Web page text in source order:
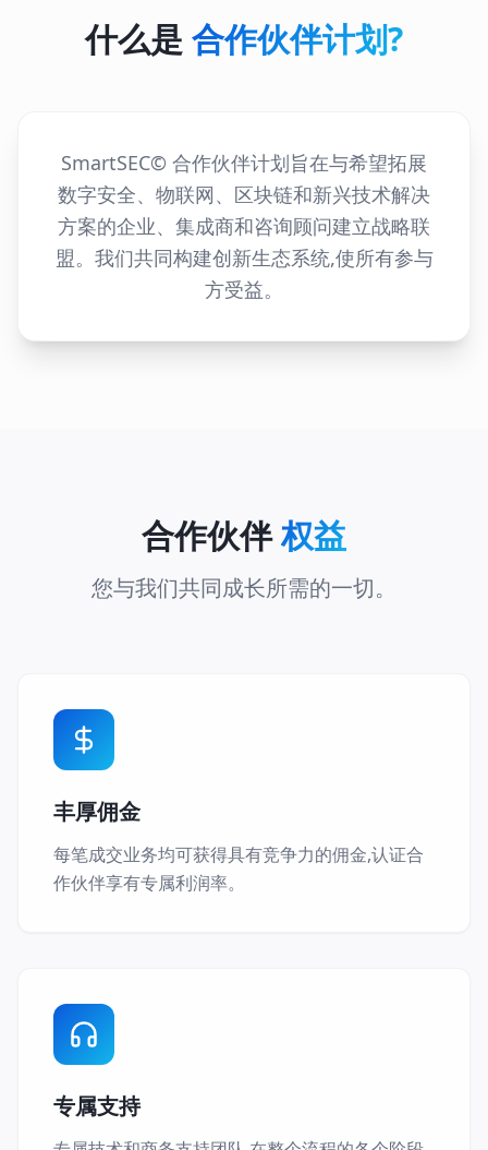
什么是 合作伙伴计划?
SmartSEC© 合作伙伴计划旨在与希望拓展
数字安全、物联网、区块链和新兴技术解决
方案的企业、集成商和咨询顾问建立战略联
盟。我们共同构建创新生态系统,使所有参与
方受益。
合作伙伴权益
您与我们共同成长所需的一切。
丰厚佣金
每笔成交业务均可获得具有竞争力的佣金,认证合
作伙伴享有专属利润率。
专属支持